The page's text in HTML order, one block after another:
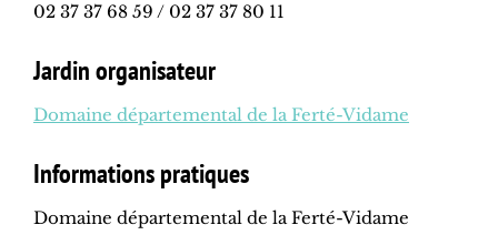
02 37 37 68 59 / 02 37 37 80 11
Jardin organisateur
Domaine départemental de la Ferté-Vidame
Informations pratiques
Domaine départemental de la Ferté-Vidame